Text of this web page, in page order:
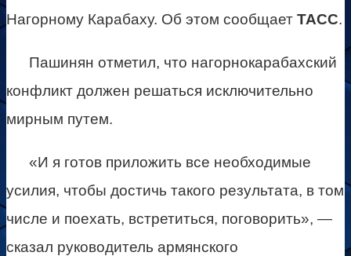
Нагорному Карабаху. Об этом сообщает ТАСС.
Пашинян отметил, что нагорнокарабахский
конфликт должен решаться исключительно
мирным путем.
«И я готов приложить все необходимые
усилия, чтобы достичь такого результата, в том
числе и поехать, встретиться, поговорить», —
сказал руководитель армянского